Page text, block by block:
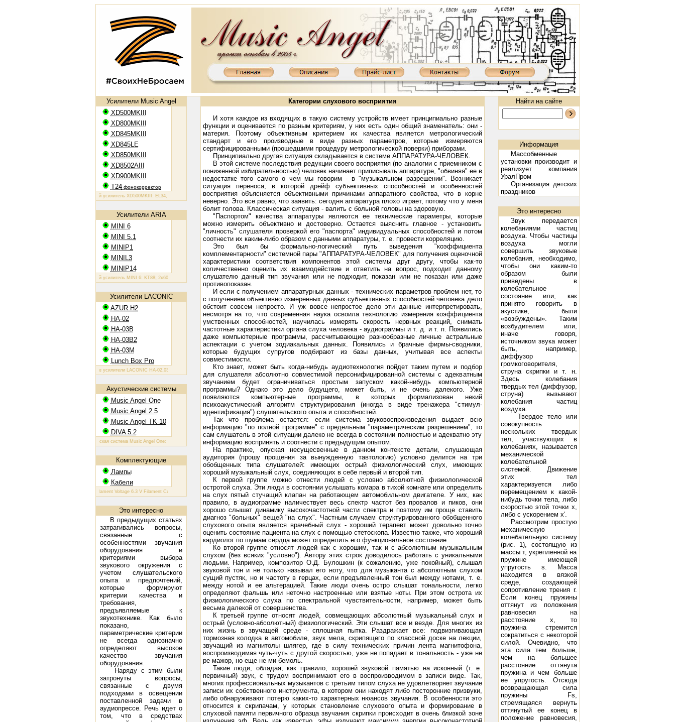
Усилители Music Angel
XD500MKIII
XD800MKIII
XD845MKIII
XD845LE
XD850MKIII
XD8502AIII
XD900MKIII
T24фонокорректор
Ламповый усилитель XD500MKIII: EL34, 2х50 Вт Ламповый усилитель XD800MKIII: KT88, 2х65 Вт Ламповый усилитель XD845MKIII: 845, 2х20 ВтЛамповый усилитель XD850MKIII: 300B, 2х9 Вт Ламповый усилитель XD8502AIII: 300B, 2х9 Вт
Усилители ARIA
MINI 6
MINI 5.1
MINIP1
MINIL3
MINIP14
Ламповый усилитель MINI 6: KT88, 2х60 ВтЛамповый усилитель MINIP1: 6AQ5, 2х10 ВтЛамповый усилитель MINIL3: EL34, 2х35 ВтЛамповый усилитель MINIP14: 6P14, 2х10 Вт
Усилители LACONIC
AZUR H2
HA-02
HA-03B
HA-03B2
HA-03M
Lunch Box Pro
Ламповые усилители LACONIC HA-02,03B/B2/M: 6N6P, 2х1,2 Вт на 300 Ом
Акустические системы
Music Angel One
Music Angel 2.5
Music Angel TK-10
DIVA 5.2
Акустическая система Music Angel One: 20 - 100 Вт, 38 Гц - 30 кГц, 86 Дб/Вт/мАкустическая система Music Angel 2.5: 20 - 200 Вт, 20 Гц - 30 кГц, 86 Дб/Вт/м Акустическая система Music Angel TK-10: 10 - 250 Вт, 45 Гц - 22 кГц, 8 Ом, 97 дБ/Вт/м
Комплектующие
Лампы
Кабели
КТ 88: Filament Voltage 6.3 V Filament Current 1.6 A Plate Voltage (max) 800 V Plate Current (max) 230 mA Plate Dissipation (max) 40 W 845: D.C. Plate Voltage 1250 D.C. Grid Voltage -98 Peak A.F. Grid Voltage 93 D.C. Plate Current (ma.) 95 Power Output (watts) 15 21
Это интересно
В предыдущих статьях
затрагивались вопросы,
связанные с
особенностями звучания
оборудования и
критериями выбора
звукового окружения с
учетом слушательского
опыта и предпочтений,
которые формируют
критерии качества и
требования,
предъявляемые к
звукотехнике. Как было
показано,
параметрические критерии
не всегда однозначно
определяют высокое
качество звучания
оборудования.
Наряду с этим были
затронуты вопросы,
связанные с двумя
подходами в освещении
поставленной задачи в
аудиопрессе. Речь идет о
том, что в средствах
Категории слухового восприятия
И хотя каждое из входящих в такую систему устройств имеет принципиально разные
функции и оценивается по разным критериям, у них есть один общий знаменатель: они -
материя. Поэтому объективным критерием их качества является метрологический
стандарт и его производные в виде разных параметров, которые измеряются
сертифицированными (прошедшими процедуру метрологической поверки) приборами.
Принципиально другая ситуация складывается в системе АППАРАТУРА-ЧЕЛОВЕК.
В этой системе последствия редукции своего восприятия (по аналогии с приемником с
пониженной избирательностью) человек начинает приписывать аппаратуре, "обвиняя" ее в
недостатке того самого о чем мы говорим - в "музыкальном разрешении". Возникает
ситуация переноса, в которой дрейф субъективных способностей и особенностей
восприятия объясняется объективными причинами аппаратного свойства, что в корне
неверно. Это все равно, что заявить: сегодня аппаратура плохо играет, потому что у меня
болит голова. Классическая ситуация - валить с больной головы на здоровую.
"Паспортом" качества аппаратуры являются ее технические параметры, которые
можно измерить объективно и достоверно. Остается выяснить главное - установить
"личность" слушателя проверкой его "паспорта" индивидуальных способностей и потом
соотнести их каким-либо образом с данными аппаратуры, т. е. провести корреляцию.
Это был бы формально-логический путь выведения "коэффициента
комплементарности" системной пары "АППАРАТУРА-ЧЕЛОВЕК" для получения оценочной
характеристики соответствия компонентов этой системы друг другу, чтобы как-то
количественно оценить их взаимодействие и ответить на вопрос, подходит данному
слушателю данный тип звучания или не подходит, показан или не показан или даже
противопоказан.
И если с получением аппаратурных данных - технических параметров проблем нет, то
с получением объективно измеренных данных субъективных способностей человека дело
обстоит совсем непросто. И уж вовсе непростое дело эти данные интерпретировать,
несмотря на то, что современная наука освоила технологию измерения коэффициента
умственных способностей, научилась измерять скорость нервных реакций, снимать
частотные характеристики органа слуха человека - аудиограммы и т. д. и т. п. Появились
даже компьютерные программы, рассчитывающие разнообразные личные астральные
аспектации с учетом зодиакальных данных. Появились и брачные фирмы-сводники,
которые будущих супругов подбирают из базы данных, учитывая все аспекты
совместимости.
Кто знает, может быть когда-нибудь аудиотехнология пойдет таким путем и подбор
для слушателя абсолютно совместимой персонифицированной системы с адекватным
звучанием будет ограничиваться простым запуском какой-нибудь компьютерной
программы? Однако это дело будущего, может быть, и не очень далекого. Уже
появляются компьютерные программы, в которых формализован некий
психоакустический алгоритм структурирования (иногда в виде тренажера "стимул-
идентификация") слушательского опыта и способностей.
Так что проблема остается: если система звуковоспроизведения выдает всю
информацию "по полной программе" с предельным "параметрическим разрешением", то
сам слушатель в этой ситуации далеко не всегда в состоянии полностью и адекватно эту
информацию воспринять и соотнести с предыдущим опытом.
На практике, опуская несущесвенные в данном контексте детали, слушающая
аудитория (прошу прощения за вынужденную тавтологию) условно делится на три
обобщенных типа слушателей: имеющих острый физиологический слух, имеющих
хороший музыкальный слух, соединяющих в себе первый и второй тип.
К первой группе можно отнести людей с условно абсолютной физиологической
остротой слуха. Эти люди в состоянии услышать комара в тихой комнате или определить
на слух пятый стучащий клапан на работающем автомобильном двигателе. У них, как
правило, в аудиограмме наличествует весь спектр частот без провалов и пиков, они
хорошо слышат динамику высокочастотной части спектра и поэтому им проще ставить
диагноз "больных" вещей "на слух". Частным случаем структурированного обобщенного
слухового опыта является врачебный слух - хороший терапевт может довольно точно
оценить состояние пациента на слух с помощью стетоскопа. Известно также, что хороший
кардиолог по шумам сердца может определить его функциональное состояние.
Ко второй группе относят людей как с хорошим, так и с абсолютным музыкальным
слухом (без всяких "условно"). Автору этих строк доводилось работать с уникальными
людьми. Например, композитор О.Д. Булошкин (к сожалению, уже покойный), слышал
звуковой тон и не только называл его ноту, что для музыканта с абсолютным слухом
сущий пустяк, но и частоту в герцах, если предъявленный тон был между нотами, т. е.
между нотой и ее альтерацией. Такие люди очень остро слышат тональности, легко
определяют фальшь или неточно настроенные или взятые ноты. При этом острота их
физиологического слуха по спектральной чувствительности, например, может быть
весьма далекой от совершенства.
К третьей группе относят людей, совмещающих абсолютный музыкальный слух и
острый (условно-абсолютный) физиологический. Эти слышат все и везде. Для многих из
них жизнь в звучащей среде - сплошная пытка. Раздражает все: подвизгивающая
тормозная колодка в автомобиле, звук мела, скрипящего по классной доске на лекции,
звучащий из магнитолы шлягер, где в силу технических причин лента магнитофона,
воспроизводимая чуть-чуть с другой скоростью, уже не попадает в тональность - уже не
ре-мажор, но еще не ми-бемоль.
Такие люди, обладая, как правило, хорошей звуковой памятью на исконный (т. е.
первичный) звук, с трудом воспринимают его в воспроизводимом в записи виде. Так,
многих профессиональных музыкантов с третьим типом слуха не удовлетворяет звучание
записи их собственного инструмента, в котором они находят либо посторонние призвуки,
либо обнаруживают потерю каких-то характерных нюансов звучания. В особенности это
относится к скрипачам, у которых становление слухового опыта и формирование в
слуховой памяти первичного образца звучания скрипки происходит в очень близкой зоне
Найти на сайте
Информация
Массобменные
установкипроизводит и
реализует компания
УралПром
Организация детских
праздников
Это интересно
Звук передается
колебаниями частиц
воздуха. Чтобы частицы
воздуха могли
совершить звуковые
колебания, необходимо,
чтобы они каким-то
образом были
приведены в
колебательное
состояние или, как
принято говорить в
акустике, были
«возбуждены». Таким
возбудителем или,
иначе говоря,
источником звука может
быть, например,
диффузор
громкоговорителя,
струна скрипки и т. н.
Здесь колебания
твердых тел (диффузор,
струна) вызывают
колебания частиц
воздуха.
Твердое тело или
совокупность
нескольких твердых
тел, участвующих в
колебаниях, называется
механической
колебательной
системой. Движение
этих тел
характеризуется либо
перемещением к какой-
нибудь точки тела, либо
скоростью этой точки х,
либо с ускорением х′.
Рассмотрим простую
механическую
колебательную систему
(рис. 1), состоящую из
массы т, укрепленной на
пружине имеющей
упругость s. Масса
находится в вязкой
среде, создающей
сопротивление трения r.
Если конец пружины
оттянут из положения
равновесия на
расстояние х, то
пружина стремится
сократиться с некоторой
силой. Очевидно, что
эта сила тем больше,
чем на большее
расстояние оттянута
пружина и чем больше
ее упругость. Отсюда
возвращающая сила
пружины Fs,
стремящаяся вернуть
оттянутый ее конец в
положение равновесия,